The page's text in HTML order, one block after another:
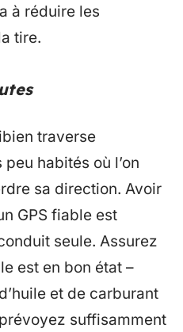
à réduire les
tire.
traverse
habités où l’on
sa direction. Avoir
GPS fiable est
seule. Assurez
est en bon état –
et de carburant
suffisamment